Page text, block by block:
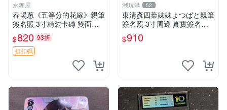
水狸屋
春場蔥《五等分的花嫁》親筆
簽名照 3寸精裝卡磚 雙面收
藏相框 親簽限量周邊 收藏推
薦 花嫁相片 現象級漫改 相框
收藏 周邊精品
$820 93折
折扣碼
潮玩港 52
東清彥四葉妹妹よつばと親筆
簽名照 3寸周邊 真實簽名收
藏品 相框相紙包裝 よつばと
四葉妹妹 東清彥
$910